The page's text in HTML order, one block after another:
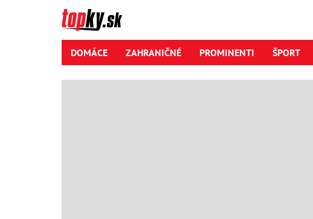
DOMÁCE ZAHRANIČNÉ PROMINENTI ŠPORT